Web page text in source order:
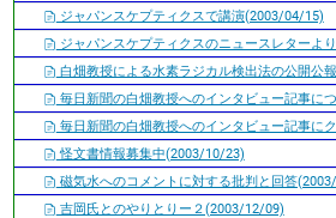
ジャパンスケプティクスで講演(2003/04/15)
ジャパンスケプティクスのニュースレターよ
白畑教授による水素ラジカル検出法の公開公
毎日新聞の白畑教授へのインタビュー記事に
毎日新聞の白畑教授へのインタビュー記事に
怪文書情報募集中(2003/10/23)
磁気水へのコメントに対する批判と回答
吉岡氏とのやりとりー２(2003/12/09)